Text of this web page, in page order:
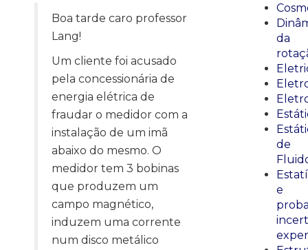
Boa tarde caro professor
Lang!
Um cliente foi acusado
pela concessionária de
energia elétrica de
fraudar o medidor com a
instalação de um imã
abaixo do mesmo. O
medidor tem 3 bobinas
que produzem um
campo magnético,
induzem uma corrente
num disco metálico
da
de
e